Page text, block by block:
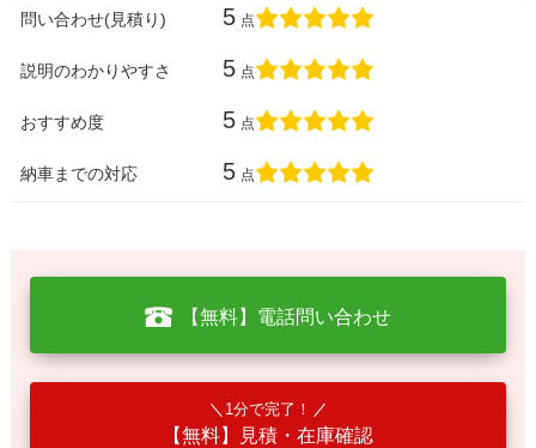
問い合わせ(見積り) 5 点
説明のわかりやすさ 5 点
おすすめ度 5 点
納車までの対応 5 点
【無料】電話問い合わせ
1分で完了！
【無料】見積・在庫確認